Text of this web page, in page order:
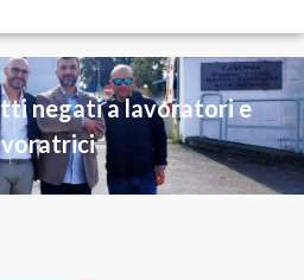
negati a lavoratori e